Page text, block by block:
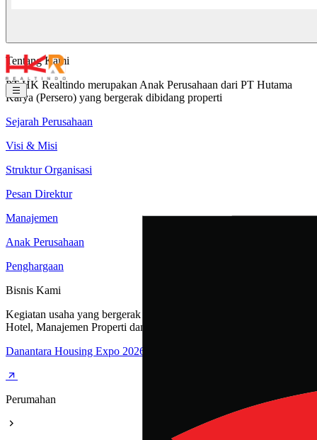
Tentang Kami
PT HK Realtindo merupakan Anak Perusahaan dari PT Hutama
Karya (Persero) yang bergerak dibidang properti
Sejarah Perusahaan
Visi & Misi
Struktur Organisasi
Pesan Direktur
Manajemen
Anak Perusahaan
Penghargaan
Bisnis Kami
Kegiatan usaha yang bergerak dibidang Perumahan, Apartemen,
Hotel, Manajemen Properti dan Rest Area
Danantara Housing Expo 2026
Perumahan